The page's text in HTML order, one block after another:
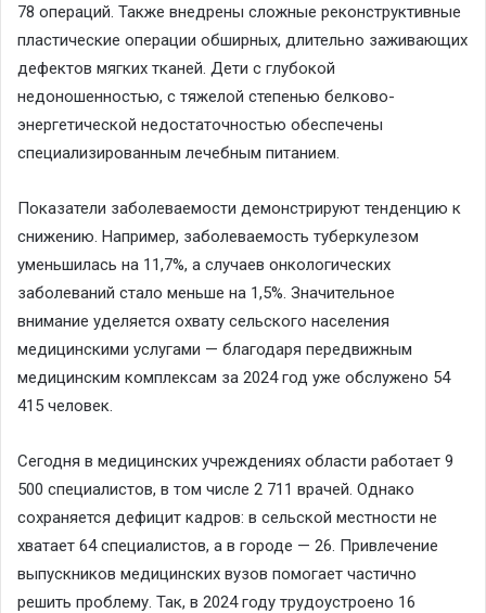
78 операций. Также внедрены сложные реконструктивные
пластические операции обширных, длительно заживающих
дефектов мягких тканей. Дети с глубокой
недоношенностью, с тяжелой степенью белково-
энергетической недостаточностью обеспечены
специализированным лечебным питанием.
Показатели заболеваемости демонстрируют тенденцию к
снижению. Например, заболеваемость туберкулезом
уменьшилась на 11,7%, а случаев онкологических
заболеваний стало меньше на 1,5%. Значительное
внимание уделяется охвату сельского населения
медицинскими услугами — благодаря передвижным
медицинским комплексам за 2024 год уже обслужено 54
415 человек.
Сегодня в медицинских учреждениях области работает 9
500 специалистов, в том числе 2 711 врачей. Однако
сохраняется дефицит кадров: в сельской местности не
хватает 64 специалистов, а в городе — 26. Привлечение
выпускников медицинских вузов помогает частично
решить проблему. Так, в 2024 году трудоустроено 16